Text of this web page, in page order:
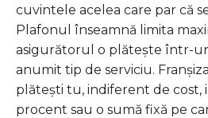
cuvintele acelea care par că
Plafonul înseamnă limita
asigurătorul o plătește într-
anumit tip de serviciu.
plătești tu, indiferent de cost,
procent sau o sumă fixă pe